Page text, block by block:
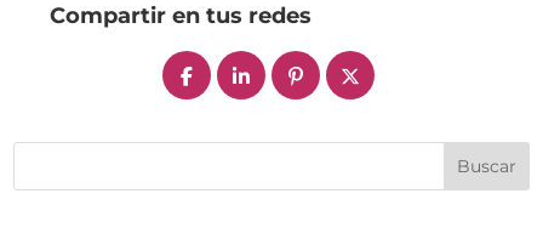
Compartir en tus redes